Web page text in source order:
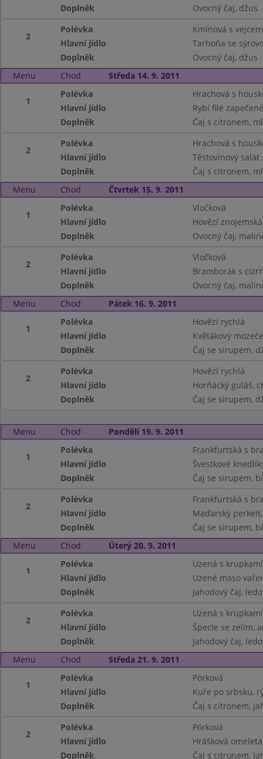
Doplněk
Ovocný čaj, džus
2
Polévka
Kmínová s vejcem
Hlavní jídlo
Tarhoňa se
Doplněk
Ovocný čaj, džus
Menu
Chod Středa 14. 9. 2011
1
Polévka
Hrachová s
Hlavní jídlo
Rybí filé
Doplněk
Čaj s citronem,
2
Polévka
Hrachová s
Hlavní jídlo
Těstovinový
Doplněk
Čaj s citronem,
Menu
Chod Čtvrtek 15. 9. 2011
1
Polévka
Vločková
Hlavní jídlo
Hovězí
Doplněk
Ovocný čaj,
2
Polévka
Vločková
Hlavní jídlo
Bramborák s
Doplněk
Ovocný čaj,
Menu
Chod Pátek 16. 9. 2011
1
Polévka
Hovězí rychlá
Hlavní jídlo
Květákový
Doplněk
Čaj se sirupem,
2
Polévka
Hovězí rychlá
Hlavní jídlo
Horňácký guláš,
Doplněk
Čaj se sirupem,
Menu Chod Pondělí 19. 9. 2011
1
Polévka
Frankfurtská s
Hlavní jídlo
Švestkové
Doplněk
Čaj se sirupem,
2
Polévka
Frankfurtská s
Hlavní jídlo
Maďarský
Doplněk
Čaj se sirupem,
Menu
Chod Úterý 20. 9. 2011
1
Polévka
Uzená s krupkami
Hlavní jídlo
Uzené maso
Doplněk
Jahodový čaj,
2
Polévka
Uzená s krupkami
Hlavní jídlo
Špecle se zelím,
Doplněk
Jahodový čaj,
Menu
Chod Středa 21. 9. 2011
1
Polévka
Pórková
Hlavní jídlo
Kuře po srbsku,
Doplněk
Čaj s citronem,
2
Polévka
Pórková
Hlavní jídlo
Hrášková
Doplněk
Čaj s citronem,